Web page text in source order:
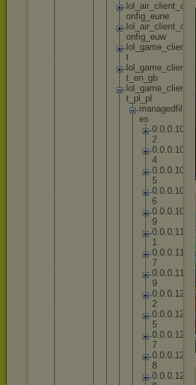
lo
air_ cl ient _c
onfig_ eune
lo
air_ cl ient _c
onfig_ euw
lo
game _c lien
t
lo
game _c lien
t_ en _gb
lo
game _c lien
t_ pl _p
managedfi
es
0.0.0.10
2
0.0.0.10
4
0.0.0.10
5
0.0.0.10
6
0.0.0.10
9
0.0.0.11
1
0.0.0.11
7
0.0.0.11
9
0.0.0.12
2
0.0.0.12
5
0.0.0.12
7
0.0.0.12
8
0.0.0.12